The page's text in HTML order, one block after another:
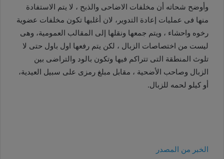
وأوضح شحاته أن مخلفات الاضاحى والذبح ، لا يتم الاستفادة
منها فى عمليات إعادة التدوير، لان أغلبها تكون مخلفات عضوية
رخوه واحشاء ، ويتم جمعها ونقلها إلى المقالب العمومية، وهى
ليست من اختصاصات الزبال ، لكن يتم رفعها اول باول حتى لا
تلوث المنطقة التى تتراكم فيها وتكون بالود والتراضى بين
الزبال وصاحب الأضحية ، مقابل مبلغ رمزى على سبيل العيدية،
أو كيلو لحمه للزبال.
الخبر من المصدر